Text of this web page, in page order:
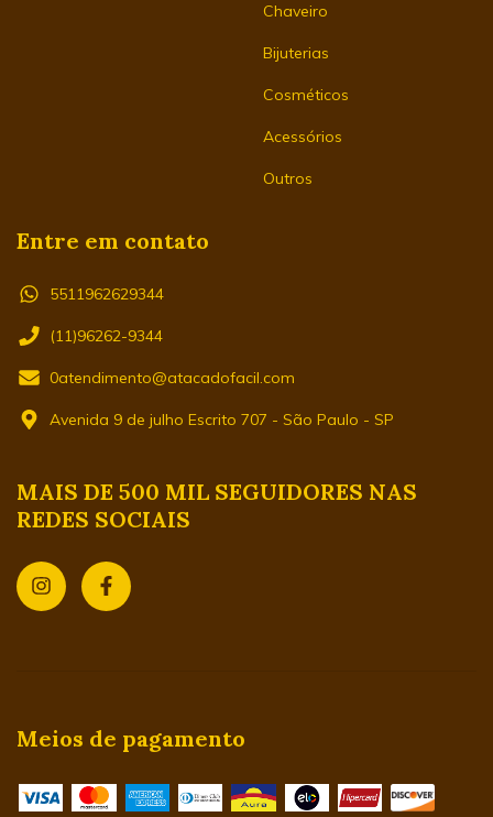
Chaveiro
Bijuterias
Cosméticos
Acessórios
Outros
Entre em contato
5511962629344
(11)96262-9344
0atendimento@atacadofacil.com
Avenida 9 de julho Escrito 707 - São Paulo - SP
MAIS DE 500 MIL SEGUIDORES NAS
REDES SOCIAIS
Meios de pagamento